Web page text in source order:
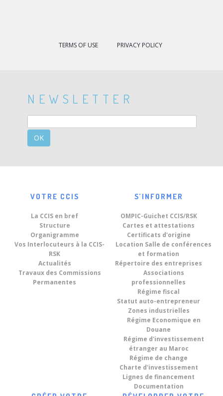
TERMS OF USE PRIVACY POLICY
NEWSLETTER
OK
VOTRE CCIS
La CCIS en bref
Structure
Organigramme
Vos Interlocuteurs à la CCIS-
RSK
Actualités
Travaux des Commissions
Permanentes
S’INFORMER
OMPIC-Guichet CCIS/RSK
Cartes et attestations
Certificats d'origine
Location Salle de conférences
et formation
Répertoire des entreprises
Associations
professionnelles
Régime fiscal
Statut auto-entrepreneur
Zones industrielles
Régime Economique en
Douane
Régime d'investissement
étranger au Maroc
Régime de change
Charte d'investissement
Lignes de financement
Documentation